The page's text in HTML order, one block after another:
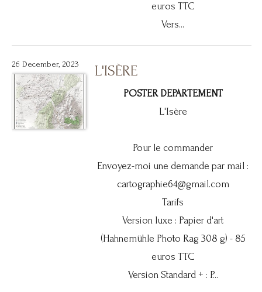
euros TTC
Vers...
26 December, 2023 L'ISÈRE
POSTER DEPARTEMENT
L'Isère
Pour le commander
Envoyez-moi une demande par mail :
cartographie64@gmail.com
Tarifs
Version luxe : Papier d'art
(Hahnemühle Photo Rag 308 g) - 85
euros TTC
Version Standard + : P...